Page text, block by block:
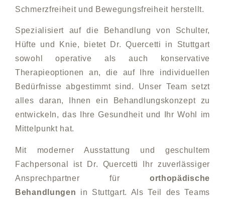
Schmerzfreiheit und Bewegungsfreiheit herstellt.
Spezialisiert auf die Behandlung von Schulter,
Hüfte und Knie, bietet Dr. Quercetti in Stuttgart
sowohl operative als auch konservative
Therapieoptionen an, die auf Ihre individuellen
Bedürfnisse abgestimmt sind. Unser Team setzt
alles daran, Ihnen ein Behandlungskonzept zu
entwickeln, das Ihre Gesundheit und Ihr Wohl im
Mittelpunkt hat.
Mit moderner Ausstattung und geschultem
Fachpersonal ist Dr. Quercetti Ihr zuverlässiger
Ansprechpartner für orthopädische
Behandlungen in Stuttgart. Als Teil des Teams